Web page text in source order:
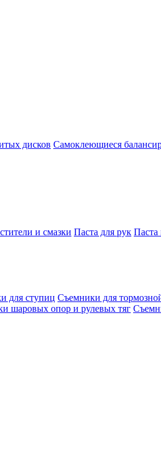
дисков Самоклеющиеся
и смазки Паста для рук Паста
для ступиц Съемники для
шаровых опор и рулевых тяг